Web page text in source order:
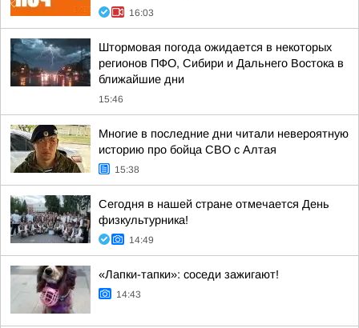
16:03
Штормовая погода ожидается в некоторых
регионов ПФО, Сибири и Дальнего Востока в
ближайшие дни
15:46
Многие в последние дни читали невероятную
историю про бойца СВО с Алтая
15:38
Сегодня в нашей стране отмечается День
физкультурника!
14:49
«Лапки-тапки»: соседи зажигают!
14:43